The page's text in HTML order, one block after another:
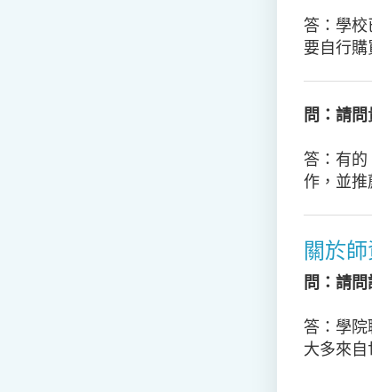
答： 學
要自行購
問：請
答： 有
作，並推
關於師
問：請
答：學院
大多來